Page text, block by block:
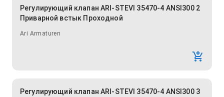
Регулирующий клапан ARI-STEVI 35470-4 ANSI300 2
Приварной встык Проходной
Ari Armaturen
Регулирующий клапан ARI-STEVI 35470-4 ANSI300 3